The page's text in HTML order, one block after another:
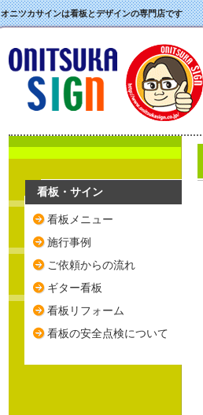
オニツカサインは看板とデザインの専門店です
看板・サイン
看板メニュー
施行事例
ご依頼からの流れ
ギター看板
看板リフォーム
看板の安全点検について